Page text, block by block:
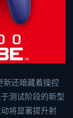
新还暗藏着操控
测试阶段的新型
将显著提升射